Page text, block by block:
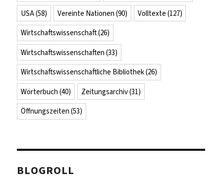
USA(58) Vereinte Nationen (90) Volltexte (127)
Wirtschaftswissenschaft(26)
Wirtschaftswissenschaften (33)
Wirtschaftswissenschaftliche Bibliothek(26)
Wörterbuch (40) Zeitungsarchiv(31)
Öffnungszeiten (53)
BLOGROLL